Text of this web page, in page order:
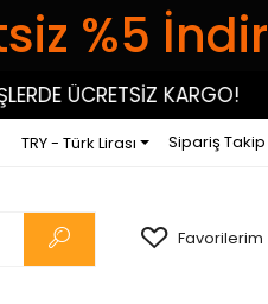
%5
ÜCRETSİZ KARGO!
TRY - Türk Lirası Sipariş Takip
Favorilerim